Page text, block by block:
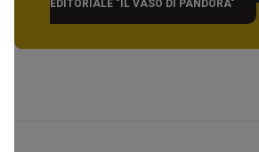
EDITORIALE "IL VASO DI PANDORA"